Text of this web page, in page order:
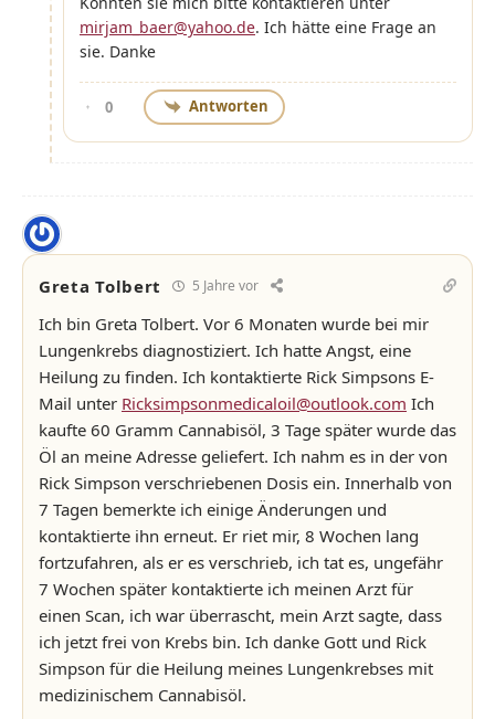
mirjam_baer@yahoo.de. Ich hätte eine Frage an
sie. Danke
0 Antworten
Greta Tolbert 5 Jahre vor
Ich bin Greta Tolbert. Vor 6 Monaten wurde bei mir
Lungenkrebs diagnostiziert. Ich hatte Angst, eine
Heilung zu finden. Ich kontaktierte Rick Simpsons E-
Mail unter Ricksimpsonmedicaloil@outlook.com Ich
kaufte 60 Gramm Cannabisöl, 3 Tage später wurde das
Öl an meine Adresse geliefert. Ich nahm es in der von
Rick Simpson verschriebenen Dosis ein. Innerhalb von
7 Tagen bemerkte ich einige Änderungen und
kontaktierte ihn erneut. Er riet mir, 8 Wochen lang
fortzufahren, als er es verschrieb, ich tat es, ungefähr
7 Wochen später kontaktierte ich meinen Arzt für
einen Scan, ich war überrascht, mein Arzt sagte, dass
ich jetzt frei von Krebs bin. Ich danke Gott und Rick
Simpson für die Heilung meines Lungenkrebses mit
medizinischem Cannabisöl.